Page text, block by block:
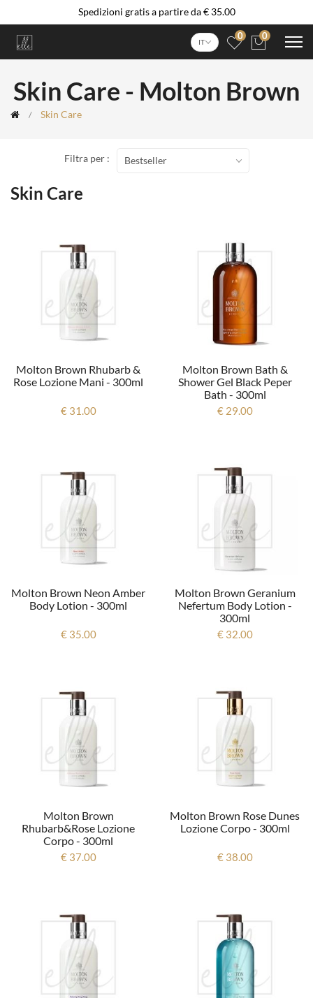
Spedizioni gratis a partire da € 35.00
IT
0 0
Skin Care - Molton Brown
Skin Care
Skin Care
Filtra per : Bestseller
Molton Brown Rhubarb &
Rose Lozione Mani - 300ml
€ 31.00
Molton Brown Bath &
Shower Gel Black Peper
Bath - 300ml
€ 29.00
Molton Brown Neon Amber
Body Lotion - 300ml
€ 35.00
Molton Brown Geranium
Nefertum Body Lotion -
300ml
€ 32.00
Molton Brown
Rhubarb&rose Lozione
Corpo - 300ml
€ 37.00
Molton Brown Rose Dunes
Lozione Corpo - 300ml
€ 38.00